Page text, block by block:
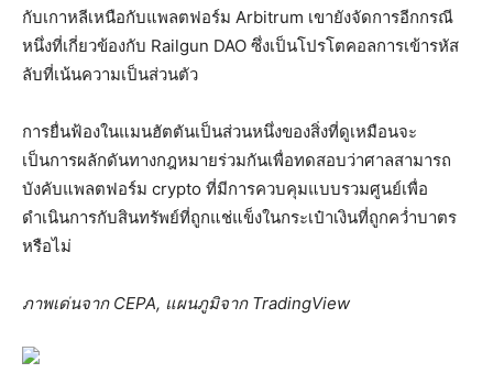
กับเกาหลีเหนือกับแพลตฟอร์ม Arbitrum เขายังจัดการอีกกรณี
หนึ่งที่เกี่ยวข้องกับ Railgun DAO ซึ่งเป็นโปรโตคอลการเข้ารหัส
ลับที่เน้นความเป็นส่วนตัว
การยื่นฟ้องในแมนฮัตตันเป็นส่วนหนึ่งของสิ่งที่ดูเหมือนจะ
เป็นการผลักดันทางกฎหมายร่วมกันเพื่อทดสอบว่าศาลสามารถ
บังคับแพลตฟอร์ม crypto ที่มีการควบคุมแบบรวมศูนย์เพื่อ
ดำเนินการกับสินทรัพย์ที่ถูกแช่แข็งในกระเป๋าเงินที่ถูกคว่ำบาตร
หรือไม่
ภาพเด่นจาก CEPA, แผนภูมิจาก TradingView